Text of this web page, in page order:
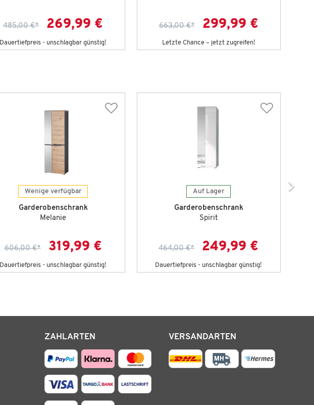
485,00 €* 269,99 €
Dauertiefpreis - unschlagbar günstig!
663,00 €* 299,99 €
Letzte Chance – jetzt zugreifen!
Wenige verfügbar
Garderobenschrank
Melanie
606,00 €* 319,99 €
Dauertiefpreis - unschlagbar günstig!
Auf Lager
Garderobenschrank
Spirit
464,00 €* 249,99 €
Dauertiefpreis - unschlagbar günstig!
ZAHLARTEN VERSANDARTEN